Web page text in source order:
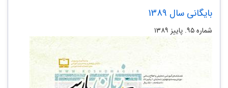
بایگانی سال 1389
شماره‌ ۹۵. پاییز ۱۳۸۹